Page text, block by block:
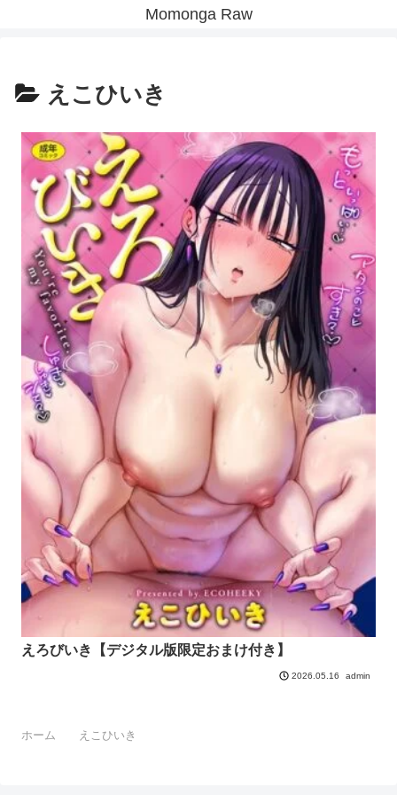
Momonga Raw
えこひいき
えろびいき【デジタル版限定おまけ付き】
2026.05.16 admin
ホーム えこひいき